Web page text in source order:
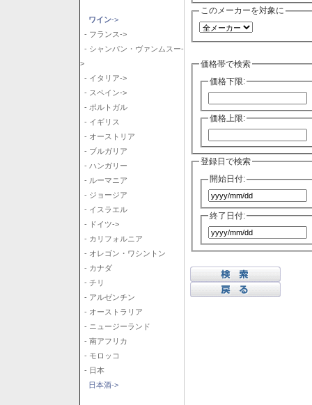
ワイン->
- フランス->
- シャンパン・ヴァンムスー-
>
- イタリア->
- スペイン->
- ポルトガル
- イギリス
- オーストリア
- ブルガリア
- ハンガリー
- ルーマニア
- ジョージア
- イスラエル
- ドイツ->
- カリフォルニア
- オレゴン・ワシントン
- カナダ
- チリ
- アルゼンチン
- オーストラリア
- ニュージーランド
- 南アフリカ
- モロッコ
- 日本
日本酒->
このメーカーを対象に
価格帯で検索
価格下限:
価格上限:
登録日で検索
開始日付:
終了日付: